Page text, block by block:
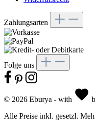
Zahlungsarten
Folge uns
© 2026 Eburya - with
Alle Preise inkl. gesetzl.